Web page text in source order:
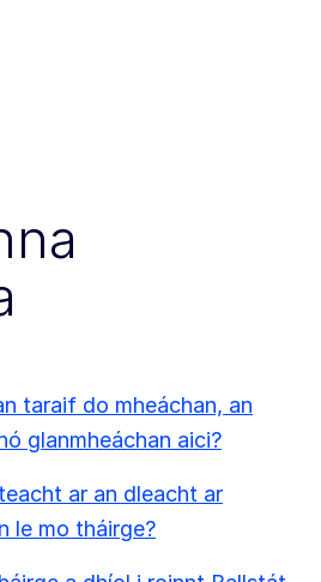
taraif do mheáchan, an
glanmheáchan aici?
ar an dleacht ar
le mo tháirge?